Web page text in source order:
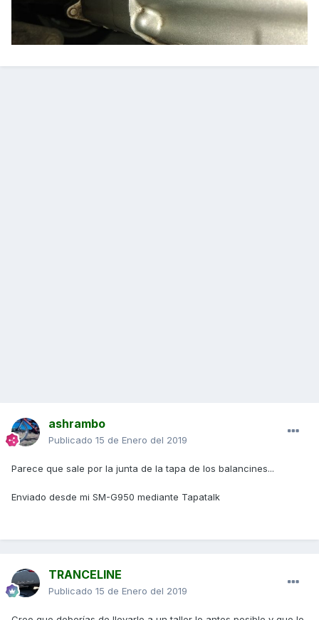
ashrambo
Publicado 15 de Enero del 2019
Parece que sale por la junta de la tapa de los balancines...
Enviado desde mi SM-G950 mediante Tapatalk
TRANCELINE
Publicado 15 de Enero del 2019